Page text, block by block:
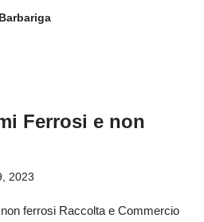
Barbariga
Ferrosi e non
2023
ferrosi Raccolta e Commercio